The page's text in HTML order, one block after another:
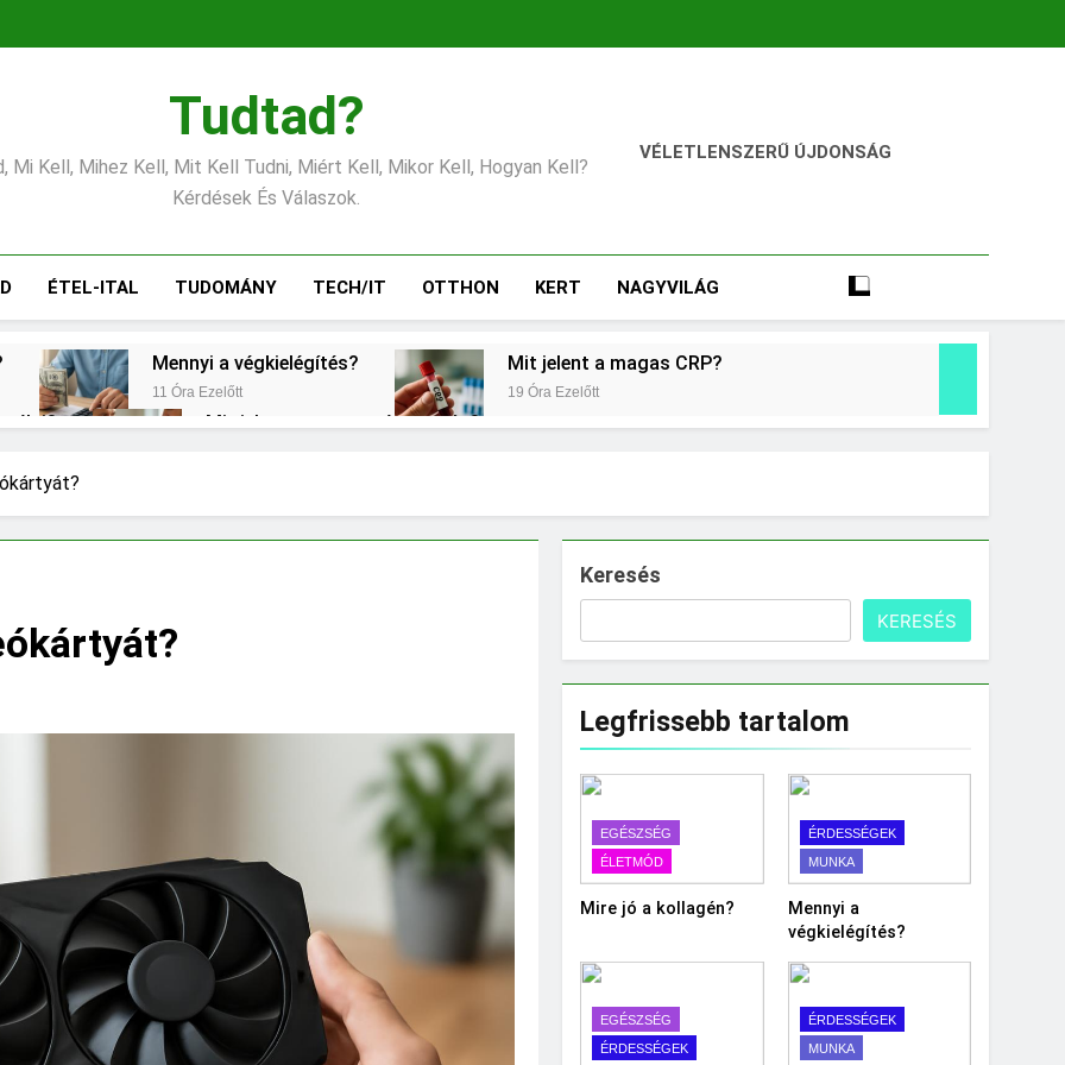
Tudtad?
Mi Kell, Mihez Kell, Mit Kell Tudni, Miért Kell, Mikor Kell, Hogyan Kell?
Kérdések És Válaszok.
VÉLETLENSZERŰ ÚJDONSÁG
ÉTEL-ITAL TUDOMÁNY TECH/IT OTTHON KERT NAGYVILÁG
Mennyi a végkielégítés?
11 Óra Ezelőtt
Mit jelent a magas CRP?
19 Óra Ezelőtt
Mit jelent a magas vérnyomás?
választani?
Mit hány fokon kell mosni?
Keresés
KERESÉS
Legfrissebb tartalom
EGÉSZSÉG
ÉLETMÓD
Mire jó a kollagén?
ÉRDESSÉGEK
MUNKA
Mennyi a
végkielégítés?
EGÉSZSÉG
ÉRDESSÉGEK
ÉRDESSÉGEK
MUNKA